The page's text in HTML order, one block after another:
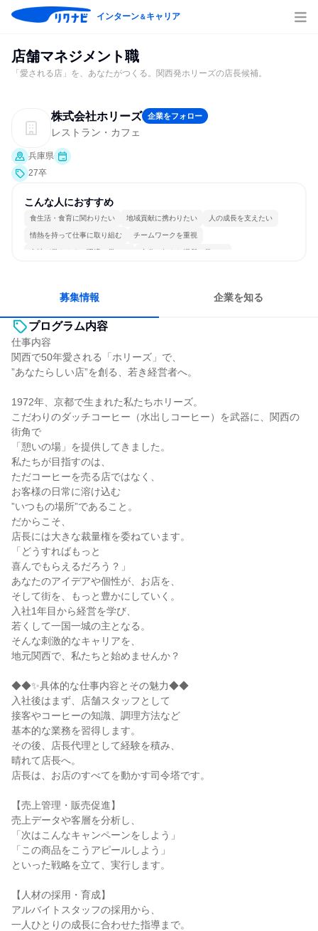
インターン＆キャリア
店舗マネジメント職
「愛される店」を、あなたがつくる。関西発ホリーズの店長候補。
株式会社ホリーズ 企業をフォロー
レストラン・カフェ
兵庫県
27卒
こんな人におすすめ
食生活・食育に関わりたい 地域貢献に携わりたい 人の成長を支えたい
情熱を持って仕事に取り組む チームワークを重視
女性が働きやすい環境で働ける 自分の好きな場所で働ける
募集情報 企業を知る
プログラム内容
仕事内容
関西で50年愛される「ホリーズ」で、
”あなたらしい店”を創る、若き経営者へ。
1972年、京都で生まれた私たちホリーズ。
こだわりのダッチコーヒー（水出しコーヒー）を武器に、関西の
街角で
「憩いの場」を提供してきました。
私たちが目指すのは、
ただコーヒーを売る店ではなく、
お客様の日常に溶け込む
”いつもの場所”であること。
だからこそ、
店長には大きな裁量権を委ねています。
「どうすればもっと
喜んでもらえるだろう？」
あなたのアイデアや個性が、お店を、
そして街を、もっと豊かにしていく。
入社1年目から経営を学び、
若くして一国一城の主となる。
そんな刺激的なキャリアを、
地元関西で、私たちと始めませんか？
◆◆✨具体的な仕事内容とその魅力◆◆
入社後はまず、店舗スタッフとして
接客やコーヒーの知識、調理方法など
基本的な業務を習得します。
その後、店長代理として経験を積み、
晴れて店長へ。
店長は、お店のすべてを動かす司令塔です。
【売上管理・販売促進】
売上データや客層を分析し、
「次はこんなキャンペーンをしよう」
「この商品をこうアピールしよう」
といった戦略を立て、実行します。
【人材の採用・育成】
アルバイトスタッフの採用から、
一人ひとりの成長に合わせた指導まで。